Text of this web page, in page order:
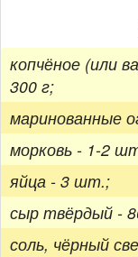
копчёное (или
300 г;
маринованные
морковь - 1-2
яйца - 3 шт.;
сыр твёрдый -
соль, чёрный